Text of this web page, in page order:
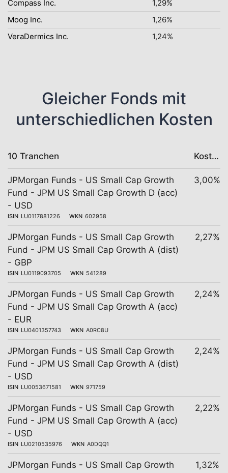
Compass Inc.
1,29%
Moog Inc.
1,26%
VeraDermics Inc.
1,24%
Gleicher Fonds mit
unterschiedlichen Kosten
10 Tranchen Kosten
JPMorgan Funds - US Small Cap Growth
Fund - JPM US Small Cap Growth D (acc)
- USD
ISIN LU0117881226 WKN 602958
3,00%
JPMorgan Funds - US Small Cap Growth
Fund - JPM US Small Cap Growth A (dist)
- GBP
ISIN LU0119093705 WKN 541289
2,27%
JPMorgan Funds - US Small Cap Growth
Fund - JPM US Small Cap Growth A (acc)
- EUR
ISIN LU0401357743 WKN A0RC8U
2,24%
JPMorgan Funds - US Small Cap Growth
Fund - JPM US Small Cap Growth A (dist)
- USD
ISIN LU0053671581 WKN 971759
2,24%
JPMorgan Funds - US Small Cap Growth
Fund - JPM US Small Cap Growth A (acc)
- USD
ISIN LU0210535976 WKN A0DQQ1
2,22%
JPMorgan Funds - US Small Cap Growth
1,32%